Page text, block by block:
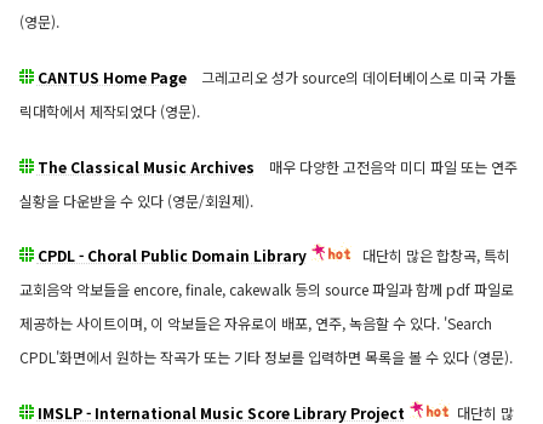
(영문).
CANTUS Home Page그레고리오 성가 source의 데이터베이스로 미국 가톨
릭대학에서 제작되었다 (영문).
The Classical Music Archives 매우 다양한 고전음악 미디 파일 또는 연주
실황을 다운받을 수 있다 (영문/회원제).
CPDL - Choral Public Domain Library
대단히 많은 합창곡, 특히
교회음악 악보들을 encore, finale, cakewalk 등의 source 파일과 함께 pdf 파일로
제공하는 사이트이며, 이 악보들은 자유로이 배포, 연주, 녹음할 수 있다. 'Search
CPDL'화면에서 원하는 작곡가 또는 기타 정보를 입력하면 목록을 볼 수 있다 (영문).
IMSLP - International Music Score Library Project
대단히 많